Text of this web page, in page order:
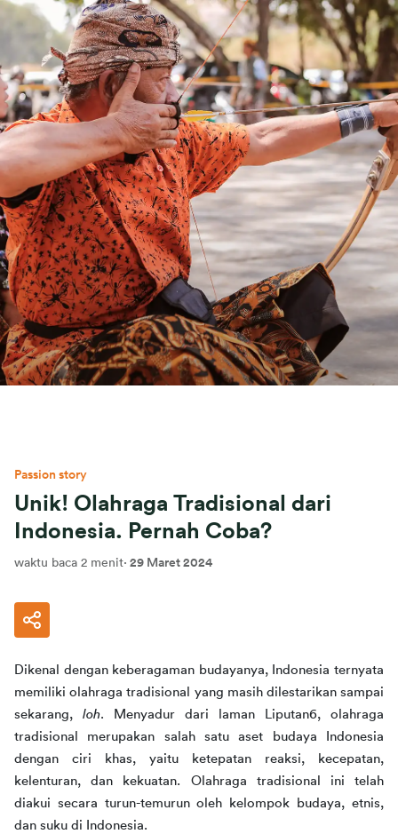
Passion story
Unik! Olahraga Tradisional dari
Indonesia. Pernah Coba?
waktu baca 2 menit· 29 Maret 2024
Dikenal dengan keberagaman budayanya, Indonesia ternyata
memiliki olahraga tradisional yang masih dilestarikan sampai
sekarang, loh. Menyadur dari laman Liputan6, olahraga
tradisional merupakan salah satu aset budaya Indonesia
dengan ciri khas, yaitu ketepatan reaksi, kecepatan,
kelenturan, dan kekuatan. Olahraga tradisional ini telah
diakui secara turun-temurun oleh kelompok budaya, etnis,
dan suku di Indonesia.